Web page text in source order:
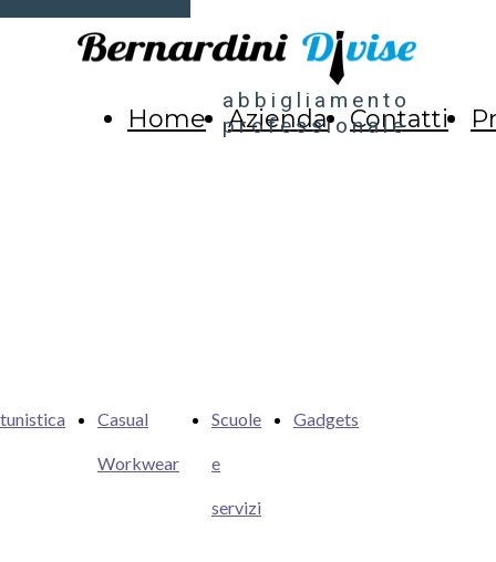
abbigliamento
professionale
Home Azienda Contatti
Casual
Workwear
Scuole
e
servizi
Gadgets